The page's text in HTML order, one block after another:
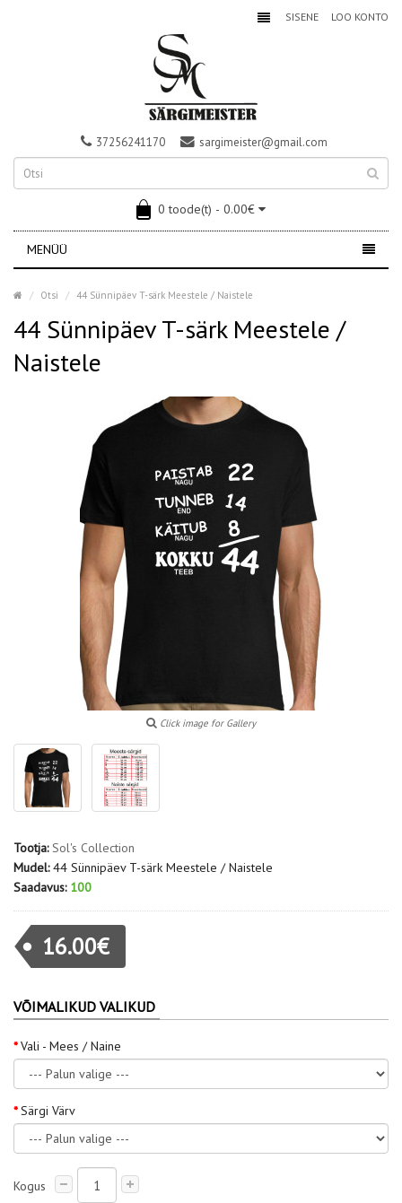
SISENE LOO KONTO
37256241170 sargimeister@gmail.com
0 toode(t) - 0.00€
MENÜÜ
Otsi 44 Sünnipäev T-särk Meestele / Naistele
44 Sünnipäev T-särk Meestele /
Naistele
Click image for Gallery
Tootja: Sol's Collection
Mudel: 44 Sünnipäev T-särk Meestele / Naistele
Saadavus: 100
16.00€
VÕIMALIKUD VALIKUD
Vali - Mees / Naine
Särgi Värv
Kogus